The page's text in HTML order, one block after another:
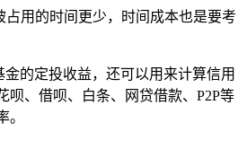
用的时间更少，时间成本也是要考
的定投收益，还可以用来计算信用
呗、借呗、白条、网贷借款、P2P等
。